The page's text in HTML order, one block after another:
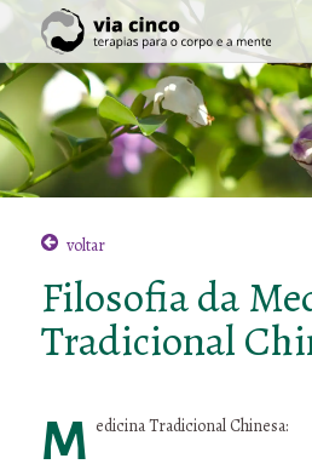
voltar
Filosofia da
Tradicional
Medicina Tradicional Chinesa: